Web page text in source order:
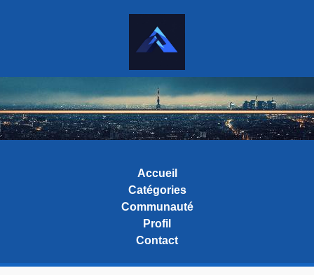
Accueil
Catégories
Communauté
Profil
Contact